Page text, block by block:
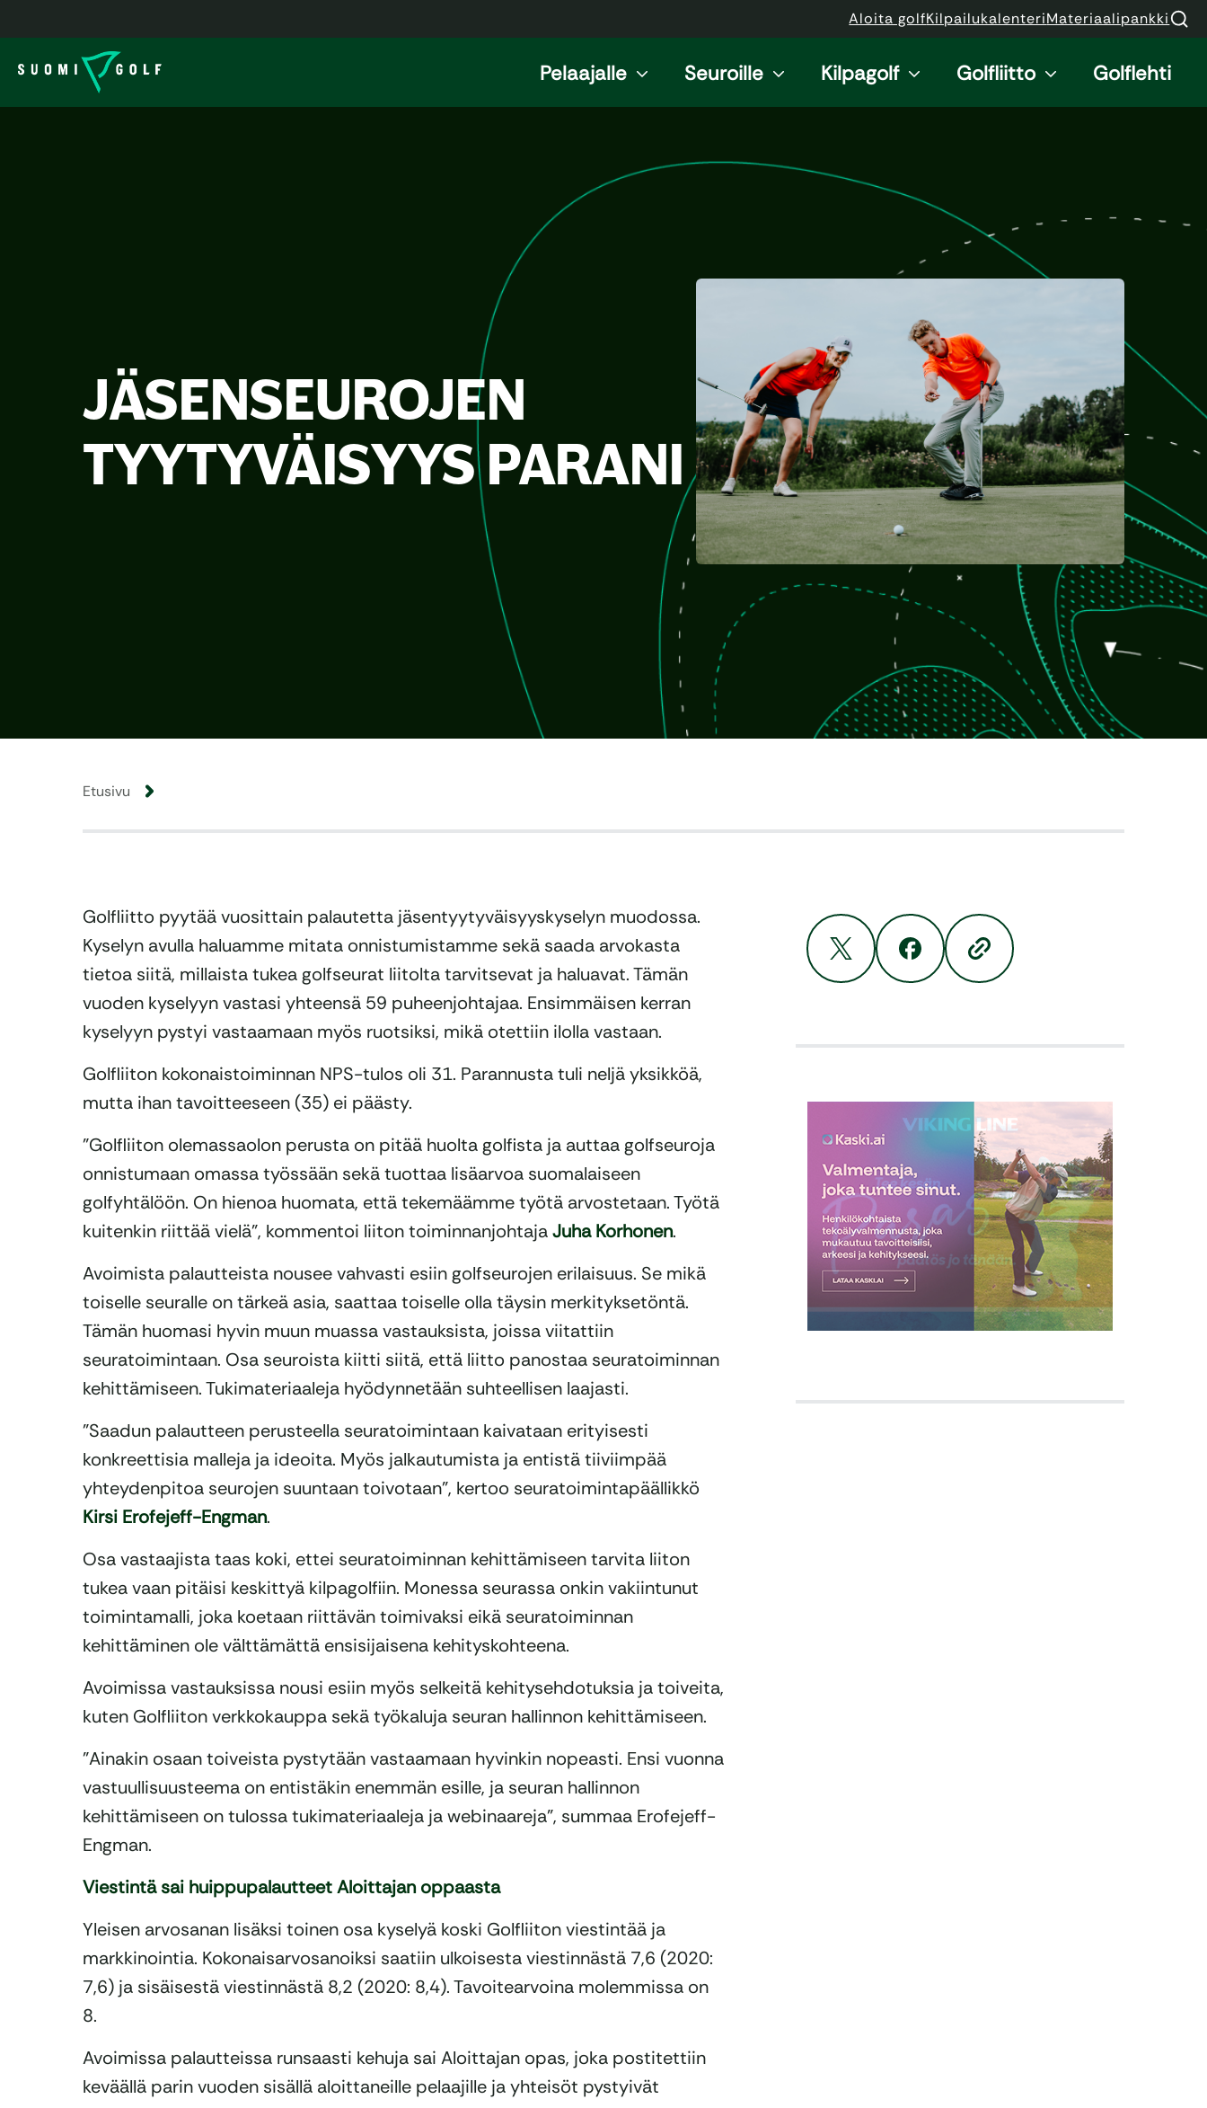
Aloita golfKilpailukalenteriMateriaalipankki
Pelaajalle Seuroille Kilpagolf Golfliitto Golflehti
JÄSENSEUROJEN
TYYTYVÄISYYS PARANI
Etusivu
Golfliitto pyytää vuosittain palautetta jäsentyytyväisyyskyselyn muodossa.
Kyselyn avulla haluamme mitata onnistumistamme sekä saada arvokasta
tietoa siitä, millaista tukea golfseurat liitolta tarvitsevat ja haluavat. Tämän
vuoden kyselyyn vastasi yhteensä 59 puheenjohtajaa. Ensimmäisen kerran
kyselyyn pystyi vastaamaan myös ruotsiksi, mikä otettiin ilolla vastaan.
Golfliiton kokonaistoiminnan NPS-tulos oli 31. Parannusta tuli neljä yksikköä,
mutta ihan tavoitteeseen (35) ei päästy.
”Golfliiton olemassaolon perusta on pitää huolta golfista ja auttaa golfseuroja
onnistumaan omassa työssään sekä tuottaa lisäarvoa suomalaiseen
golfyhtälöön. On hienoa huomata, että tekemäämme työtä arvostetaan. Työtä
kuitenkin riittää vielä”, kommentoi liiton toiminnanjohtajaJuha Korhonen.
Avoimista palautteista nousee vahvasti esiin golfseurojen erilaisuus. Se mikä
toiselle seuralle on tärkeä asia, saattaa toiselle olla täysin merkityksetöntä.
Tämän huomasi hyvin muun muassa vastauksista, joissa viitattiin
seuratoimintaan. Osa seuroista kiitti siitä, että liitto panostaa seuratoiminnan
kehittämiseen. Tukimateriaaleja hyödynnetään suhteellisen laajasti.
”Saadun palautteen perusteella seuratoimintaan kaivataan erityisesti
konkreettisia malleja ja ideoita. Myös jalkautumista ja entistä tiiviimpää
yhteydenpitoa seurojen suuntaan toivotaan”, kertoo seuratoimintapäällikkö
Kirsi Erofejeff-Engman.
Osa vastaajista taas koki, ettei seuratoiminnan kehittämiseen tarvita liiton
tukea vaan pitäisi keskittyä kilpagolfiin. Monessa seurassa onkin vakiintunut
toimintamalli, joka koetaan riittävän toimivaksi eikä seuratoiminnan
kehittäminen ole välttämättä ensisijaisena kehityskohteena.
Avoimissa vastauksissa nousi esiin myös selkeitä kehitysehdotuksia ja toiveita,
kuten Golfliiton verkkokauppa sekä työkaluja seuran hallinnon kehittämiseen.
”Ainakin osaan toiveista pystytään vastaamaan hyvinkin nopeasti. Ensi vuonna
vastuullisuusteema on entistäkin enemmän esille, ja seuran hallinnon
kehittämiseen on tulossa tukimateriaaleja ja webinaareja”, summaa Erofejeff-
Engman.
Viestintä sai huippupalautteet Aloittajan oppaasta
Yleisen arvosanan lisäksi toinen osa kyselyä koski Golfliiton viestintää ja
markkinointia. Kokonaisarvosanoiksi saatiin ulkoisesta viestinnästä 7,6 (2020:
7,6) ja sisäisestä viestinnästä 8,2 (2020: 8,4). Tavoitearvoina molemmissa on
8.
Avoimissa palautteissa runsaasti kehuja sai Aloittajan opas, joka postitettiin
keväällä parin vuoden sisällä aloittaneille pelaajille ja yhteisöt pystyivät